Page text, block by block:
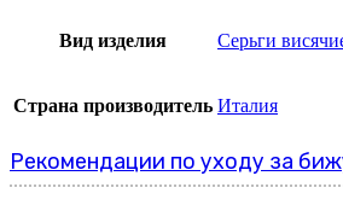
Вид изделия Серьги
Страна производитель Италия
Рекомендации по уходу за